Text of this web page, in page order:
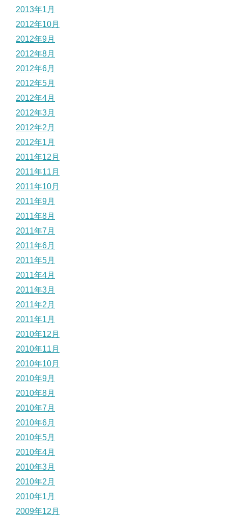
2013年1月
2012年10月
2012年9月
2012年8月
2012年6月
2012年5月
2012年4月
2012年3月
2012年2月
2012年1月
2011年12月
2011年11月
2011年10月
2011年9月
2011年8月
2011年7月
2011年6月
2011年5月
2011年4月
2011年3月
2011年2月
2011年1月
2010年12月
2010年11月
2010年10月
2010年9月
2010年8月
2010年7月
2010年6月
2010年5月
2010年4月
2010年3月
2010年2月
2010年1月
2009年12月